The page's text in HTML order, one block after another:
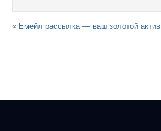
« Емейл рассылка — ваш золотой актив